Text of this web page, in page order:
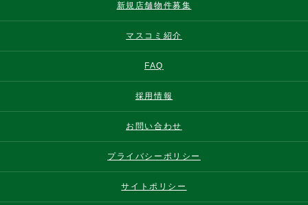
新規店舗物件募集
マスコミ紹介
FAQ
採用情報
お問い合わせ
プライバシーポリシー
サイトポリシー